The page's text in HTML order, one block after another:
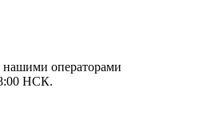
нашими операторами
НСК.